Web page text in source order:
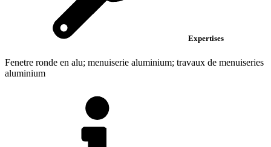
Expertises
Fenetre ronde en alu; menuiserie aluminium; travaux de menuiseries
aluminium